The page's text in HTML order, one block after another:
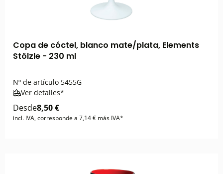
Copa de cóctel, blanco mate/plata, Elements
Stölzle - 230 ml
Nº de artículo 5455G
Ver detalles*
Desde8,50 €
incl. IVA, corresponde a 7,14 € más IVA*